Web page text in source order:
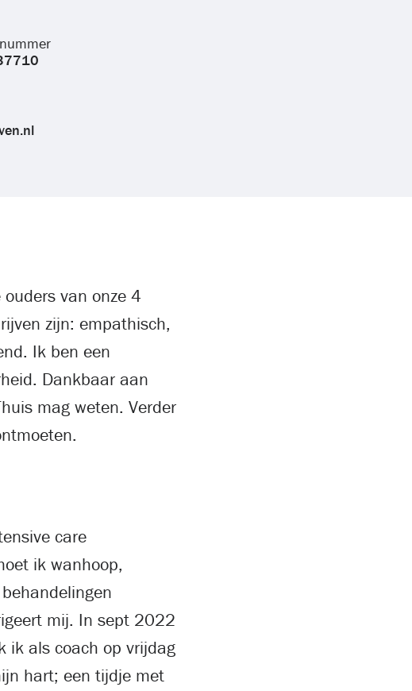
van onze 4
zijn: empathisch,
Ik ben een
Dankbaar aan
mag weten. Verder
care
ik wanhoop,
mij. In sept 2022
ik als coach op vrijdag
hart; een tijdje met